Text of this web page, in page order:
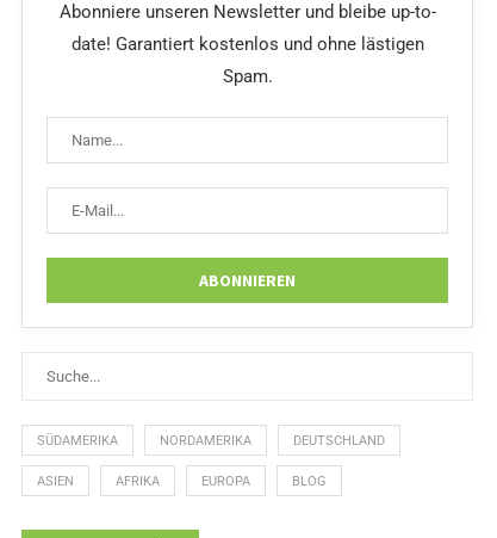
Abonniere unseren Newsletter und bleibe up-to-
date! Garantiert kostenlos und ohne lästigen
Spam.
SÜDAMERIKA NORDAMERIKA DEUTSCHLAND
ASIEN AFRIKA EUROPA BLOG